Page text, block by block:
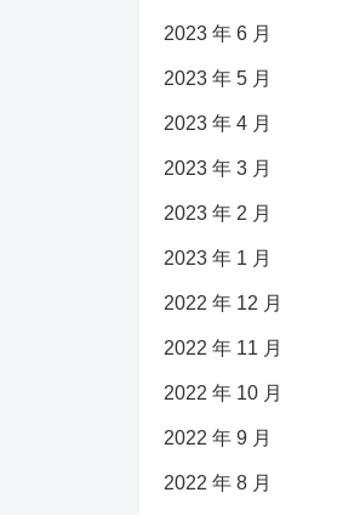
2023 年 6 月
2023 年 5 月
2023 年 4 月
2023 年 3 月
2023 年 2 月
2023 年 1 月
2022 年 12 月
2022 年 11 月
2022 年 10 月
2022 年 9 月
2022 年 8 月